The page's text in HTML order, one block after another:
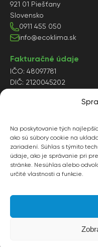
Na poskytovanie tých
ako sú súbory cookie na
zariadení. Súhlas s týmito
údaje, ako je správanie pri
stránke. Nesúhlas alebo
určité vlastnosti a funkcie.
921 01 Piešťany
Slovensko
0911 455 050
info@ecoklima.sk
Fakturačné údaje
IČO: 48097781
DIČ: 2120045202
Oddiel: Sro, vložka
Sledujte nás